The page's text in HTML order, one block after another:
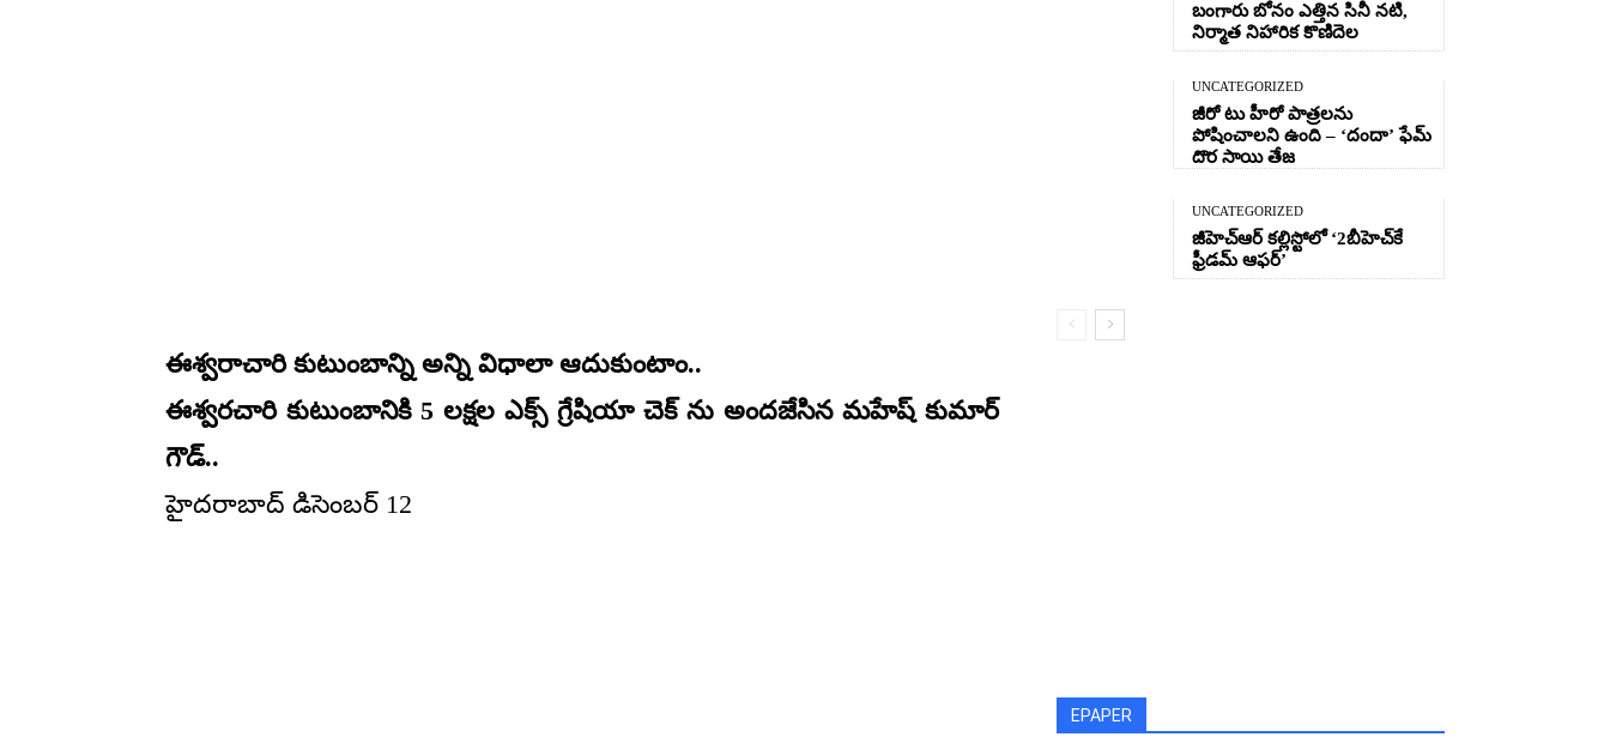
ఈశ్వరాచారి కుటుంబాన్ని అన్ని విధాలా ఆదుకుంటాం..
ఈశ్వరచారి కుటుంబానికి 5 లక్షల ఎక్స్ గ్రేషియా చెక్ ను అందజేసిన మహేష్ కుమార్
గౌడ్..
హైదరాబాద్ డిసెంబర్ 12
బంగారు బోనం ఎత్తిన సినీ నటి,
నిర్మాత నిహారిక కొణిదెల
UNCATEGORIZED
జీరో టు హీరో పాత్రలను
పోషించాలని ఉంది – ‘దందా’ ఫేమ్
దొర సాయి తేజ
UNCATEGORIZED
జీహెచ్ఆర్‌ కల్లిస్టోలో ‘2బీహెచ్‌కే
ఫ్రీడమ్ ఆఫర్’
EPAPER